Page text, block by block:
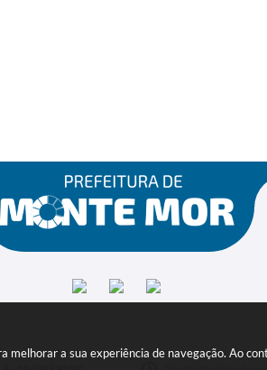
a sua experiência de navegação. Ao